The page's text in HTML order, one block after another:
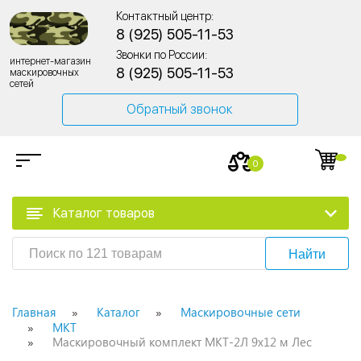
интернет-магазин
маскировочных
сетей
Контактный центр:
8 (925) 505-11-53
Звонки по России:
8 (925) 505-11-53
Обратный звонок
0
Каталог товаров
Найти
Главная Каталог
Маскировочные сети
МКТ
Маскировочный комплект МКТ-2Л 9х12 м Лес